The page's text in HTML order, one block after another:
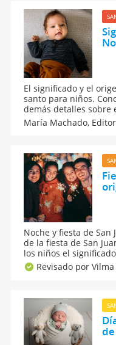
El significado y el
santo para niños.
demás detalles sobre
pensando en ponerlo
corto que se dice de
María Machado,
Noche y fiesta de San
de la fiesta de San
los niños el
23 de junio se celebra
en la que se
Revisado por